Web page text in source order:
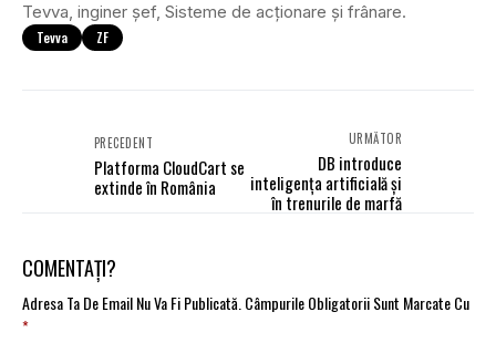
Tevva, inginer șef, Sisteme de acționare și frânare.
Tevva ZF
PRECEDENT
Platforma CloudCart se
extinde în România
URMĂTOR
DB introduce
inteligența artificială și
în trenurile de marfă
COMENTAȚI?
Adresa Ta De Email Nu Va Fi Publicată. Câmpurile Obligatorii Sunt Marcate Cu
*